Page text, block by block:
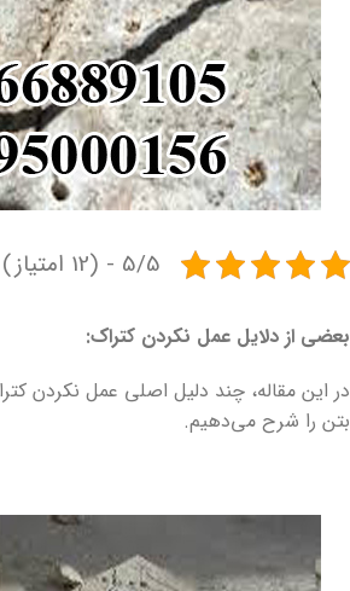
5/5 - (12 امتیاز)
بعضی از دلایل عمل نکردن کتراک:
در این مقاله، چند دلیل اصلی عمل نکردن
بتن را شرح می‌دهیم.